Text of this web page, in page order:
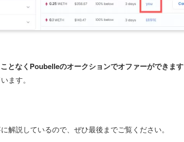
となくPoubelleのオークションでオファーができます
ます。
解説しているので、ぜひ最後までご覧ください。